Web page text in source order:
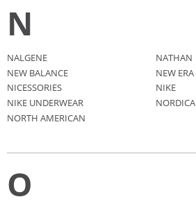
N
NALGENE
NATHAN
NEW BALANCE
NEW ERA
NICESSORIES
NIKE
NIKE UNDERWEAR
NORDICA
NORTH AMERICAN
O